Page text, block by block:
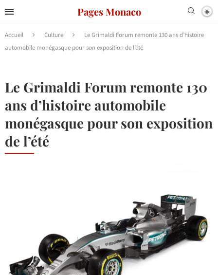
Pages Monaco
Accueil Culture
Le Grimaldi Forum remonte 130 ans d’histoire
automobile monégasque pour son exposition de l’été
Le Grimaldi Forum remonte 130
ans d’histoire automobile
monégasque pour son exposition
de l’été